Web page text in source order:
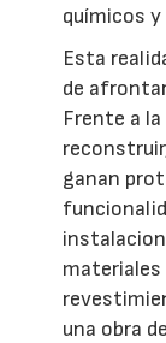
químicos
Esta
de
Frente a
ganan
una obra